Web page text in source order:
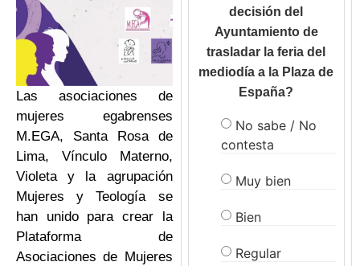
Las asociaciones de
mujeres egabrenses
M.EGA, Santa Rosa de
Lima, Vínculo Materno,
Violeta y la agrupación
Mujeres y Teología se
han unido para crear la
Plataforma de
Asociaciones de Mujeres
decisión del
Ayuntamiento de
trasladar la feria del
mediodía a la Plaza de
España?
No sabe / No
contesta
Muy bien
Bien
Regular